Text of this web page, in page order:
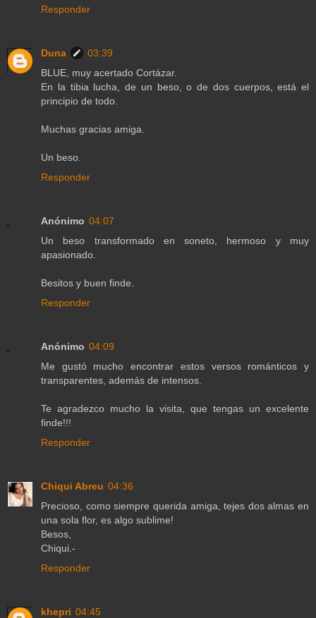
Responder
Duna
03:39
BLUE, muy acertado Cortázar.
En la tibia lucha, de un beso, o de dos cuerpos, está el
principio de todo.
Muchas gracias amiga.
Un beso.
Responder
Anónimo 04:07
Un beso transformado en soneto, hermoso y muy
apasionado.
Besitos y buen finde.
Responder
Anónimo 04:09
Me gustó mucho encontrar estos versos románticos y
transparentes, además de intensos.
Te agradezco mucho la visita, que tengas un excelente
finde!!!
Responder
Chiqui Abreu 04:36
Precioso, como siempre querida amiga, tejes dos almas en
una sola flor, es algo sublime!
Besos,
Chiqui.-
Responder
khepri 04:45